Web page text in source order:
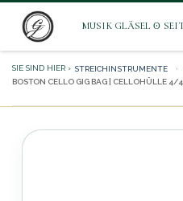
Direkt
zum
STREICHINSTRUMENTE
BOSTON CELLO GIG BAG | CELLOHÜLLE 4/4